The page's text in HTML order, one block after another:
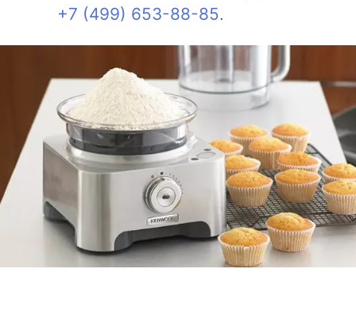
+7 (499) 653-88-85.